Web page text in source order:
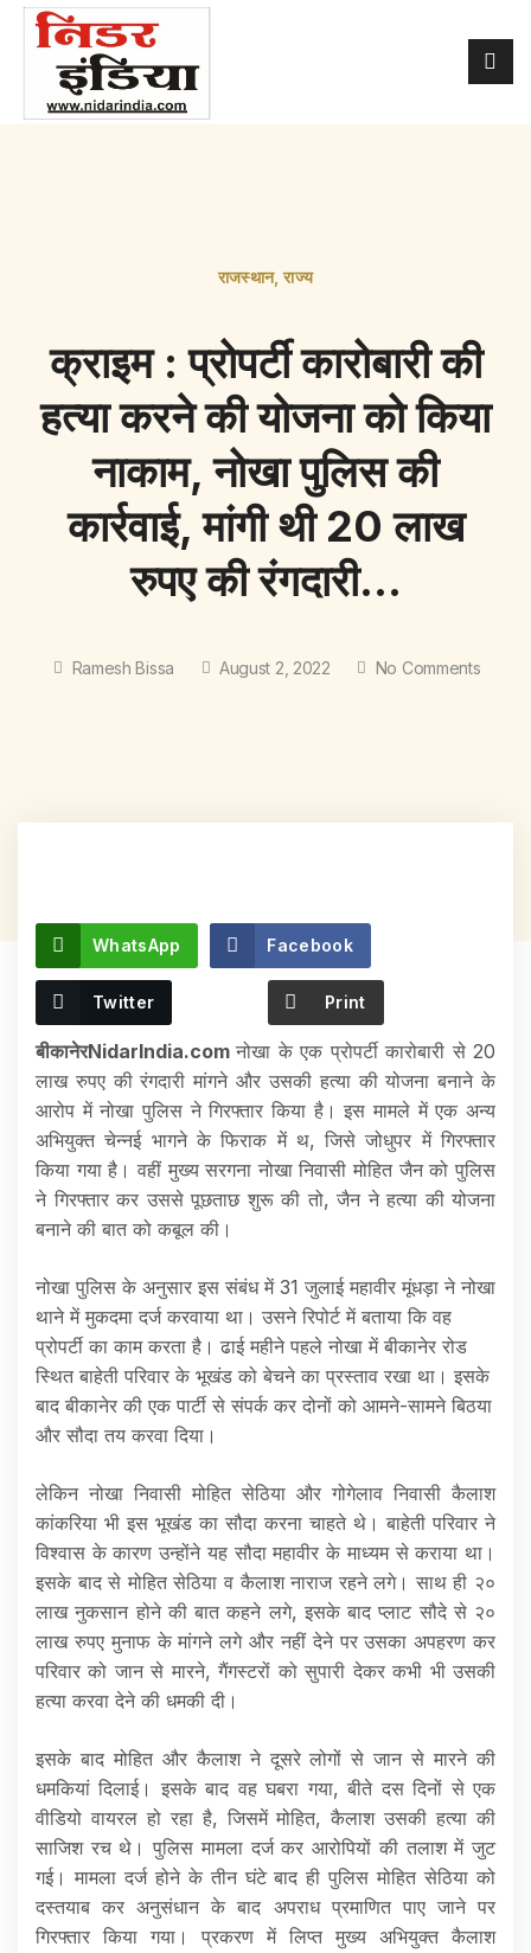
राजस्थान,राज्य
क्राइम : प्रोपर्टी कारोबारी की
हत्या करने की योजना को किया
नाकाम, नोखा पुलिस की
कार्रवाई, मांगी थी 20 लाख
रुपए की रंगदारी…
Ramesh Bissa August 2, 2022 No Comments
WhatsApp Facebook
Twitter Print
बीकानेरNidarIndia.comनोखा के एक प्रोपर्टी कारोबारी से 20
लाख रुपए की रंगदारी मांगने और उसकी हत्या की योजना बनाने के
आरोप में नोखा पुलिस ने गिरफ्तार किया है। इस मामले में एक अन्य
अभियुक्त चेन्नई भागने के फिराक में थ, जिसे जोधुपर में गिरफ्तार
किया गया है। वहीं मुख्य सरगना नोखा निवासी मोहित जैन को पुलिस
ने गिरफ्तार कर उससे पूछताछ शुरू की तो, जैन ने हत्या की योजना
बनाने की बात को कबूल की।
नोखा पुलिस के अनुसार इस संबंध में 31 जुलाई महावीर मूंधड़ा ने नोखा
थाने में मुकदमा दर्ज करवाया था। उसने रिपोर्ट में बताया कि वह
प्रोपर्टी का काम करता है। ढाई महीने पहले नोखा में बीकानेर रोड
स्थित बाहेती परिवार के भूखंड को बेचने का प्रस्ताव रखा था। इसके
बाद बीकानेर की एक पार्टी से संपर्क कर दोनों को आमने-सामने बिठया
और सौदा तय करवा दिया।
लेकिन नोखा निवासी मोहित सेठिया और गोगेलाव निवासी कैलाश
कांकरिया भी इस भूखंड का सौदा करना चाहते थे। बाहेती परिवार ने
विश्वास के कारण उन्होंने यह सौदा महावीर के माध्यम से कराया था।
इसके बाद से मोहित सेठिया व कैलाश नाराज रहने लगे। साथ ही २०
लाख नुकसान होने की बात कहने लगे, इसके बाद प्लाट सौदे से २०
लाख रुपए मुनाफ के मांगने लगे और नहीं देने पर उसका अपहरण कर
परिवार को जान से मारने, गैंगस्टरों को सुपारी देकर कभी भी उसकी
हत्या करवा देने की धमकी दी।
इसके बाद मोहित और कैलाश ने दूसरे लोगों से जान से मारने की
धमकियां दिलाई। इसके बाद वह घबरा गया, बीते दस दिनों से एक
वीडियो वायरल हो रहा है, जिसमें मोहित, कैलाश उसकी हत्या की
साजिश रच थे। पुलिस मामला दर्ज कर आरोपियों की तलाश में जुट
गई। मामला दर्ज होने के तीन घंटे बाद ही पुलिस मोहित सेठिया को
दस्तयाब कर अनुसंधान के बाद अपराध प्रमाणित पाए जाने पर
गिरफ्तार किया गया। प्रकरण में लिप्त मुख्य अभियुक्त कैलाश